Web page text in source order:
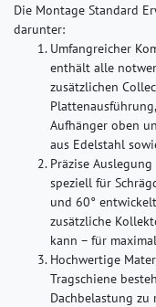
Die Montage Standard
darunter:
Umfangreicher
enthält alle
zusätzlichen
Aufhänger oben
aus Edelstahl
Präzise
speziell für
und 60°
zusätzliche
kann – für
Hochwertige
Tragschiene
Dachbelastung zu